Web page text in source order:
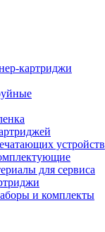
картриджи
устройств
для сервиса
и комплекты